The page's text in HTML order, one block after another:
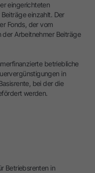
eingerichteten
einzahlt. Der
Fonds, der vom
Arbeitnehmer Beiträge
betriebliche
in
bei der die
werden.
Betriebsrenten in